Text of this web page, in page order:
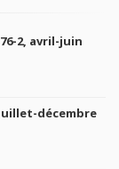
2, avril-juin
décembre